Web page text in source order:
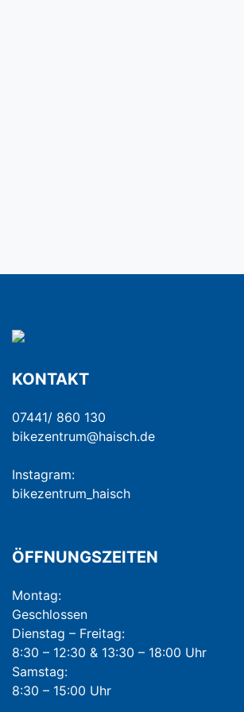
KONTAKT
07441/ 860 130
bikezentrum@haisch.de
Instagram:
bikezentrum_haisch
ÖFFNUNGSZEITEN
Montag:
Geschlossen
Dienstag – Freitag:
8:30 – 12:30 & 13:30 – 18:00 Uhr
Samstag:
8:30 – 15:00 Uhr